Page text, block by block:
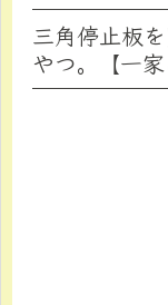
三角停止板
やつ。【一家